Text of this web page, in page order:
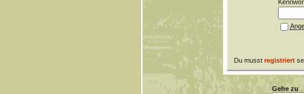
Du musst registriert
Gehe zu